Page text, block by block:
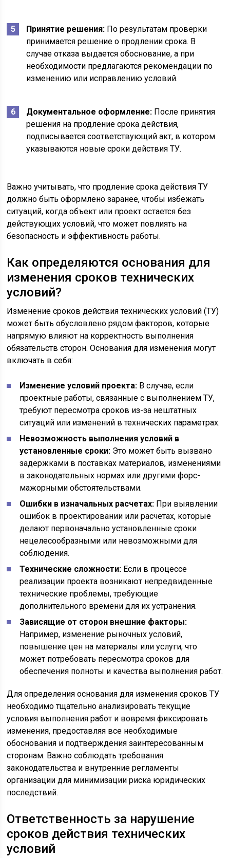
Принятие решения: По результатам проверки
принимается решение о продлении срока. В
случае отказа выдается обоснование, а при
необходимости предлагаются рекомендации по
изменению или исправлению условий.
Документальное оформление: После принятия
решения на продление срока действия,
подписывается соответствующий акт, в котором
указываются новые сроки действия ТУ.
Важно учитывать, что продление срока действия ТУ
должно быть оформлено заранее, чтобы избежать
ситуаций, когда объект или проект остается без
действующих условий, что может повлиять на
безопасность и эффективность работы.
Как определяются основания для
изменения сроков технических
условий?
Изменение сроков действия технических условий (ТУ)
может быть обусловлено рядом факторов, которые
напрямую влияют на корректность выполнения
обязательств сторон. Основания для изменения могут
включать в себя:
Изменение условий проекта: В случае, если
проектные работы, связанные с выполнением ТУ,
требуют пересмотра сроков из-за нештатных
ситуаций или изменений в технических параметрах.
Невозможность выполнения условий в
установленные сроки: Это может быть вызвано
задержками в поставках материалов, изменениями
в законодательных нормах или другими форс-
мажорными обстоятельствами.
Ошибки в изначальных расчетах: При выявлении
ошибок в проектировании или расчетах, которые
делают первоначально установленные сроки
нецелесообразными или невозможными для
соблюдения.
Технические сложности: Если в процессе
реализации проекта возникают непредвиденные
технические проблемы, требующие
дополнительного времени для их устранения.
Зависящие от сторон внешние факторы:
Например, изменение рыночных условий,
повышение цен на материалы или услуги, что
может потребовать пересмотра сроков для
обеспечения полноты и качества выполнения работ.
Для определения основания для изменения сроков ТУ
необходимо тщательно анализировать текущие
условия выполнения работ и вовремя фиксировать
изменения, предоставляя все необходимые
обоснования и подтверждения заинтересованным
сторонам. Важно соблюдать требования
законодательства и внутренние регламенты
организации для минимизации риска юридических
последствий.
Ответственность за нарушение
сроков действия технических
условий